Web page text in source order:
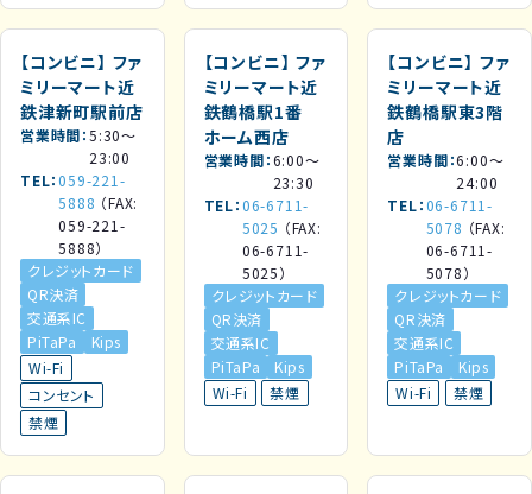
【コンビニ】 ファ
ミリーマート近
鉄津新町駅前店
営業時間 5:30～
23:00
TEL 059-221-
5888 （FAX:
059-221-
5888）
クレジットカード
QR決済
交通系IC
PiTaPa
Kips
Wi-Fi
コンセント
禁煙
【コンビニ】 ファ
ミリーマート近
鉄鶴橋駅1番
ホーム西店
営業時間 6:00～
23:30
TEL 06-6711-
5025 （FAX:
06-6711-
5025）
クレジットカード
QR決済
交通系IC
PiTaPa
Kips
Wi-Fi
禁煙
【コンビニ】 ファ
ミリーマート近
鉄鶴橋駅東3階
店
営業時間 6:00～
24:00
TEL 06-6711-
5078 （FAX:
06-6711-
5078）
クレジットカード
QR決済
交通系IC
PiTaPa
Kips
Wi-Fi
禁煙